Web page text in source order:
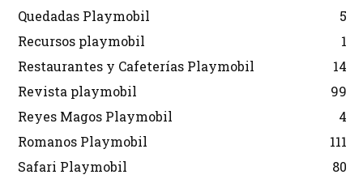
Quedadas Playmobil
5
Recursos playmobil
1
Restaurantes y Cafeterías Playmobil
14
Revista playmobil
99
Reyes Magos Playmobil
4
Romanos Playmobil
111
Safari Playmobil
80